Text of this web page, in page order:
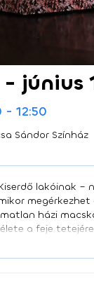
június
- 12:50
Sándor Színház
lakóinak –
házi
a feje